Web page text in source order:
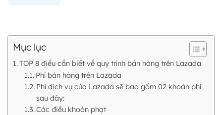
Mục lục
TOP 8 điều cần biết về quy trình bán hàng trên Lazada
Phí bán hàng trên Lazada
Phí dịch vụ của Lazada sẽ bao gồm 02 khoản phí
sau đây:
Các điều khoản phạt